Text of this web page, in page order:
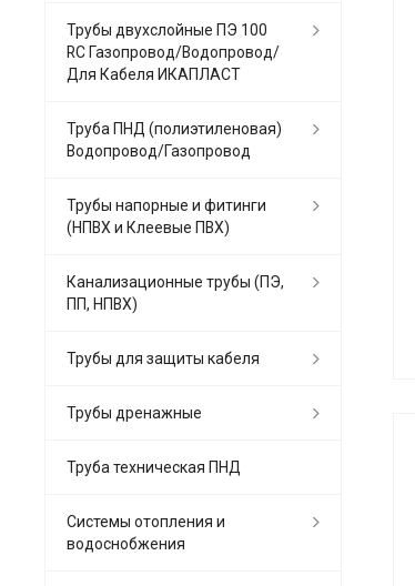
Трубы двухслойные ПЭ 100
RC Газопровод/Водопровод/
Для Кабеля ИКАПЛАСТ
Труба ПНД (полиэтиленовая)
Водопровод/Газопровод
Трубы напорные и фитинги
(НПВХ и Клеевые ПВХ)
Канализационные трубы (ПЭ,
ПП, НПВХ)
Трубы для защиты кабеля
Трубы дренажные
Труба техническая ПНД
Системы отопления и
водоснобжения